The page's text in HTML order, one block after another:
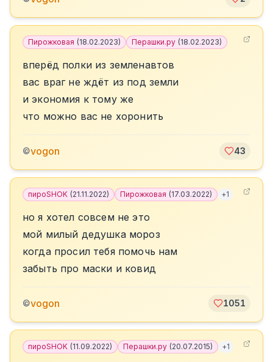
Пирожковая (18.02.2023) Перашки.ру (18.02.2023)
вперёд полки из земленавтов
вас враг не ждёт из под земли
и экономия к тому же
что можно вас не хоронить
©vogon 43
пироSHOK (21.11.2022) Пирожковая (17.03.2022) +1
но я хотел совсем не это
мой милый дедушка мороз
когда просил тебя помочь нам
забыть про маски и ковид
©vogon 1051
пироSHOK (11.09.2022) Перашки.ру (20.07.2015) +1